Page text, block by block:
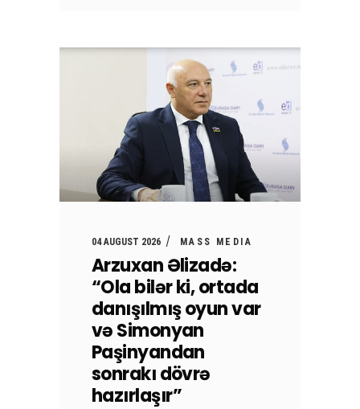
04 AUGUST 2026 MASS MEDIA
Arzuxan Əlizadə:
“Ola bilər ki, ortada
danışılmış oyun var
və Simonyan
Paşinyandan
sonrakı dövrə
hazırlaşır”